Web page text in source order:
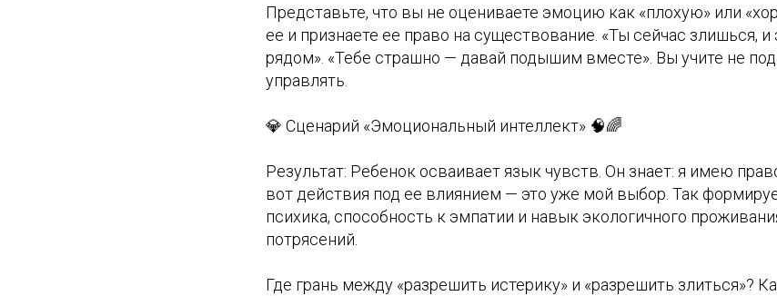
Представьте, что вы не оцениваете эмоцию как «плохую» или
ее и признаете ее право на существование. «Ты сейчас злишься, и
рядом». «Тебе страшно — давай подышим вместе». Вы учите не
управлять.
💎 Сценарий «Эмоциональный интеллект» 🧠🌈
Результат: Ребенок осваивает язык чувств. Он знает: я имею
вот действия под ее влиянием — это уже мой выбор. Так
психика, способность к эмпатии и навык экологичного
потрясений.
Где грань между «разрешить истерику» и «разрешить злиться»?